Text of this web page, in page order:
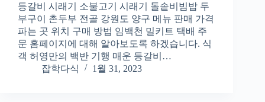
등갈비 시래기 소불고기 시래기 돌솥비빔밥 두
부구이 촌두부 전골 강원도 양구 메뉴 판매 가격
파는 곳 위치 구매 방법 임백천 밀키트 택배 주
문 홈페이지에 대해 알아보도록 하겠습니다. 식
객 허영만의 백반 기행 매운 등갈비…
잡학다식
1월 31, 2023